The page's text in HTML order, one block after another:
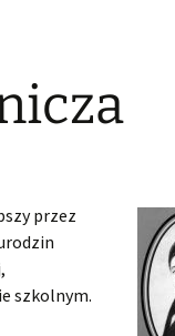
Jasełka 2015
Zdjęcia klasowe
2017/2018
przez
szkolnym.